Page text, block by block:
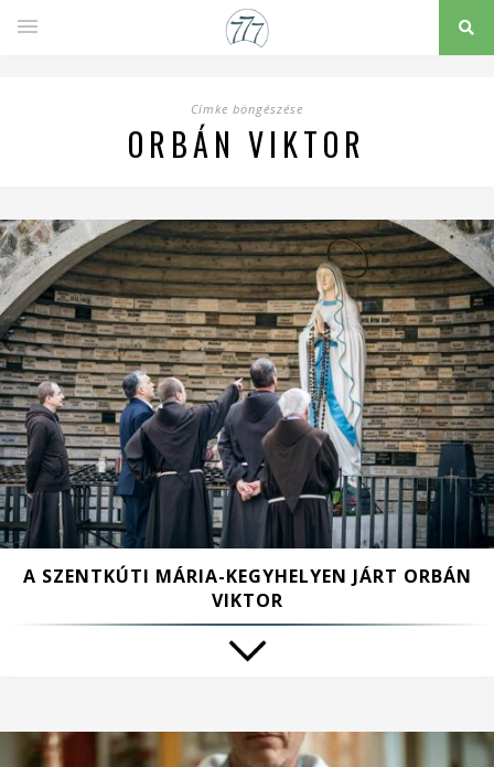
Címke böngészése
ORBÁN VIKTOR
A SZENTKÚTI MÁRIA-KEGYHELYEN JÁRT ORBÁN
VIKTOR